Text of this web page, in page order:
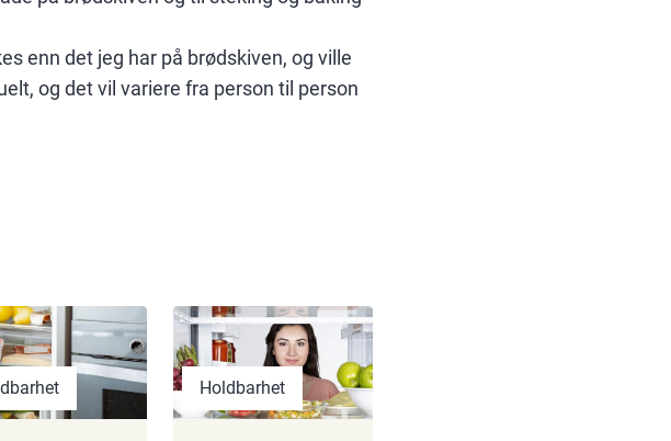
enn det jeg har på brødskiven, og ville
og det vil variere fra person til person
Holdbarhet